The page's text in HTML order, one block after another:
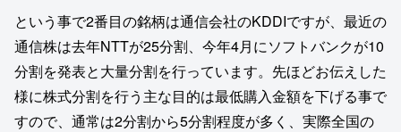
という事で2番目の銘柄は通信会社のKDDIですが、最近の
通信株は去年NTTが25分割、今年4月にソフトバンクが10
分割を発表と大量分割を行っています。先ほどお伝えした
様に株式分割を行う主な目的は最低購入金額を下げる事で
すので、通常は2分割から5分割程度が多く、実際全国の